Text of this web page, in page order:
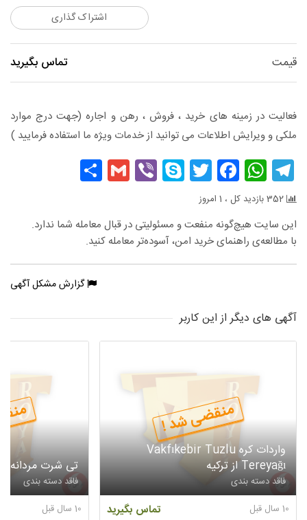
اشتراک گذاری
قیمت تماس بگیرید
فعالیت در زمینه های خرید ، فروش ، رهن و اجاره (جهت درج موارد
ملکی و ویرایش اطلاعات می توانید از خدمات ويژه ما استفاده فرمایید )
Telegram
WhatsApp
Facebook
Twitter
Skype
Viber
Gmail
این سایت هیچ‌گونه منفعت و مسئولیتی در قبال معامله شما ندارد.
با مطالعه‌ی راهنمای خرید امن، آسوده‌تر معامله کنید.
گزارش مشکل آگهی
آگهی های دیگر از این کاربر
منقضی شد !
واردات کره Vakfıkebir Tuzlu
Tereyağı از ترکیه
فاقد دسته بندی
تماس بگیرید 10 سال قبل
تی شرت مردانه
فاقد دسته بندی
10 سال قبل